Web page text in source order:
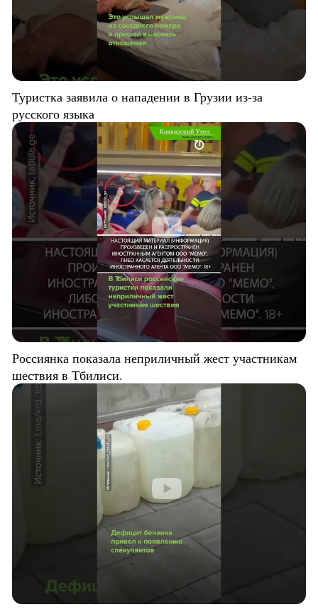
Туристка заявила о нападении в Грузии из-за
русского языка
Россиянка показала неприличный жест участникам
шествия в Тбилиси.